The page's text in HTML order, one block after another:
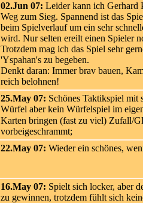
02.Jun 07: Leider kann ich Gerhard
Weg zum Sieg. Spannend ist das
beim Spielverlauf um ein sehr
wird. Nur selten ereilt einen Spieler
Trotzdem mag ich das Spiel sehr
'Yspahan's zu begeben.
Denkt daran: Immer brav bauen,
reich belohnen!
25.May 07: Schönes Taktikspiel mit
Würfel aber kein Würfelspiel im
Karten bringen (fast zu viel) Zufall/
vorbeigeschrammt;
22.May 07: Wieder ein schönes,
16.May 07: Spielt sich locker, aber
zu gewinnen, trotzdem fühlt sich